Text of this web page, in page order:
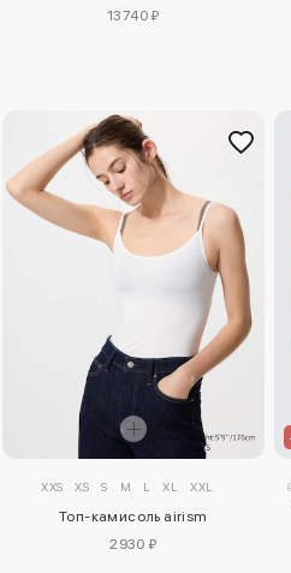
13740 ₽
XXS XS S M L XL XXL
Топ-камисоль airism
2930 ₽